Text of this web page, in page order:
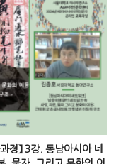
정】 3강. 동남아시아 네